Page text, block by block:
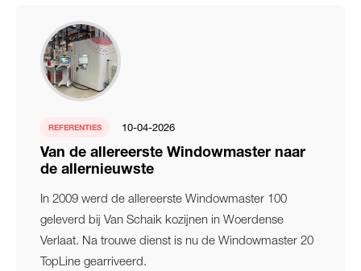
REFERENTIES 10-04-2026
Van de allereerste Windowmaster naar
de allernieuwste
In 2009 werd de allereerste Windowmaster 100
geleverd bij Van Schaik kozijnen in Woerdense
Verlaat. Na trouwe dienst is nu de Windowmaster 20
TopLine gearriveerd.